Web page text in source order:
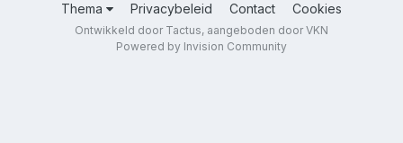
Thema Privacybeleid Contact Cookies
Ontwikkeld door Tactus, aangeboden door VKN
Powered by Invision Community